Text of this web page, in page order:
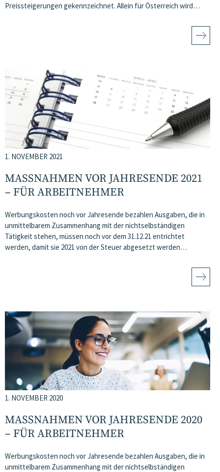
Preissteigerungen gekennzeichnet. Allein für Österreich wird…
1. NOVEMBER 2021
MASSNAHMEN VOR JAHRESENDE 2021 –
FÜR ARBEITNEHMER
Werbungskosten noch vor Jahresende bezahlen Ausgaben, die in
unmittelbarem Zusammenhang mit der nichtselbständigen
Tätigkeit stehen, müssen noch vor dem 31.12.21 entrichtet
werden, damit sie 2021 von der Steuer abgesetzt werden…
1. NOVEMBER 2020
MASSNAHMEN VOR JAHRESENDE 2020 –
FÜR ARBEITNEHMER
Werbungskosten noch vor Jahresende bezahlen Ausgaben, die in
unmittelbarem Zusammenhang mit der nichtselbständigen